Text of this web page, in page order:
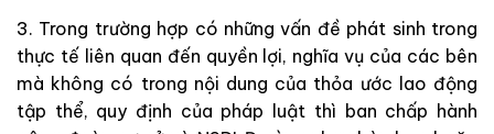
3. Trong trường hợp có những vấn đề phát sinh trong
thực tế liên quan đến quyền lợi, nghĩa vụ của các bên
mà không có trong nội dung của thỏa ước lao động
tập thể, quy định của pháp luật thì ban chấp hành